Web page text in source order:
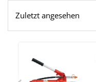
Zuletzt angesehen